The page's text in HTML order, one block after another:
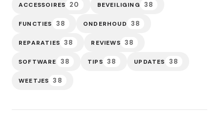
ACCESSOIRES 20 BEVEILIGING 38
FUNCTIES 38 ONDERHOUD 38
REPARATIES 38 REVIEWS 38
SOFTWARE 38 TIPS 38 UPDATES 38
WEETJES 38